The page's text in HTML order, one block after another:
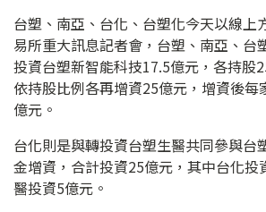
台塑、南亞、台化、台塑化今天以線上
易所重大訊息記者會，台塑、南亞、台
投資台塑新智能科技17.5億元，各持股
依持股比例各再增資25億元，增資後每
億元。
台化則是與轉投資台塑生醫共同參與台
金增資，合計投資25億元，其中台化投
醫投資5億元。